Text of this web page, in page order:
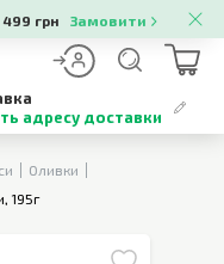
грн Замовити
адресу доставки
Оливки
195г